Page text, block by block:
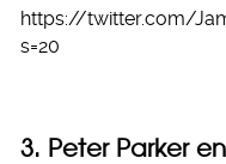
https://twitter.com/
s=20
3. Peter Parker en